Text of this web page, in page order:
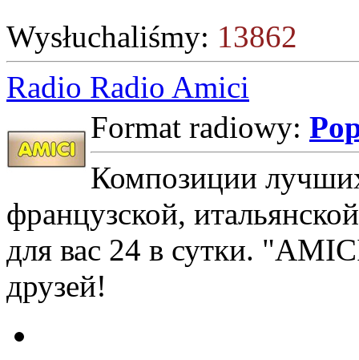
Wysłuchaliśmy: 13862
Radio Radio Amici
Format radiowy:
Композиции
французской,
для вас 24 в сутки.
друзей!